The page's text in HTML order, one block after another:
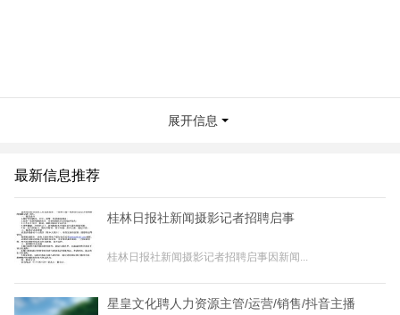
展开信息
最新信息推荐
桂林日报社新闻摄影记者招聘启事
桂林日报社新闻摄影记者招聘启事因新闻...
星皇文化聘人力资源主管/运营/销售/抖音主播